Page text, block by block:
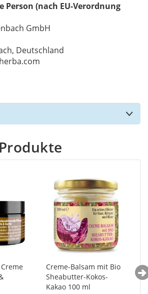
(nach EU-Verordnung
GmbH
Deutschland
Produkte
Creme-Balsam mit Bio
Sheabutter-Kokos-
Kakao 100 ml